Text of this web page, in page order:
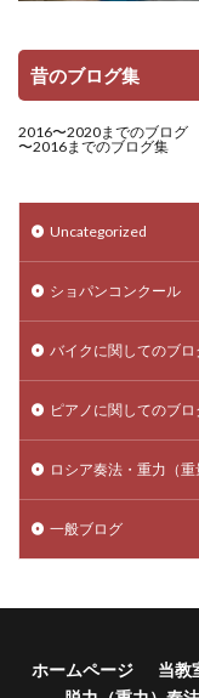
昔のブログ集
2016〜2020までのブログ
〜2016までのブログ集
Uncategorized
ショパンコンクール
バイクに関してのブロ
ピアノに関してのブロ
ロシア奏法・重力（
一般ブログ
ホームページ 当教